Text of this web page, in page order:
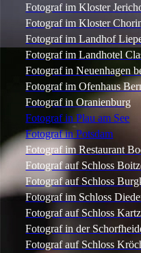
Fotograf im Kloster
Fotograf im Kloster
Fotograf im Landhof
Fotograf im Landhotel
Fotograf in Neuenhagen
Fotograf im Ofenhaus
Fotograf in Oranienburg
Fotograf in Plau am See
Fotograf in Potsdam
Fotograf im Restaurant
Fotograf auf Schloss
Fotograf auf Schloss
Fotograf im Schloss
Fotograf auf Schloss
Fotograf in der
Fotograf auf Schloss